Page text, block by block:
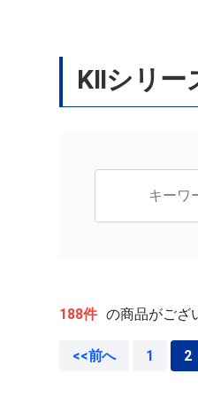
KIIシリー
188件 の商品がござ
<<前へ 1 2